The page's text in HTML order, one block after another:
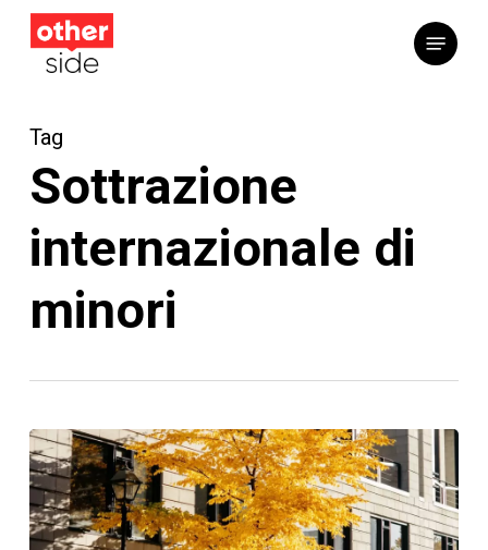
contenuto
Menu
Tag
Sottrazione
internazionale di
minori